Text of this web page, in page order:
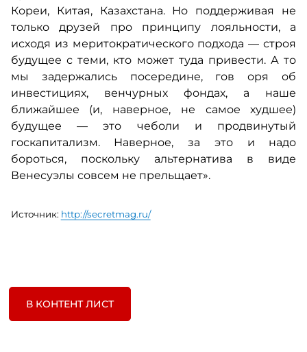
Кореи, Китая, Казахстана. Но поддерживая не
только друзей про принципу лояльности, а
исходя из меритократического подхода — строя
будущее с теми, кто может туда привести. А то
мы задержались посередине, говоря об
инвестициях, венчурных фондах, а наше
ближайшее (и, наверное, не самое худшее)
будущее — это чеболи и продвинутый
госкапитализм. Наверное, за это и надо
бороться, поскольку альтернатива в виде
Венесуэлы совсем не прельщает».
Источник: http://secretmag.ru/
В КОНТЕНТ ЛИСТ